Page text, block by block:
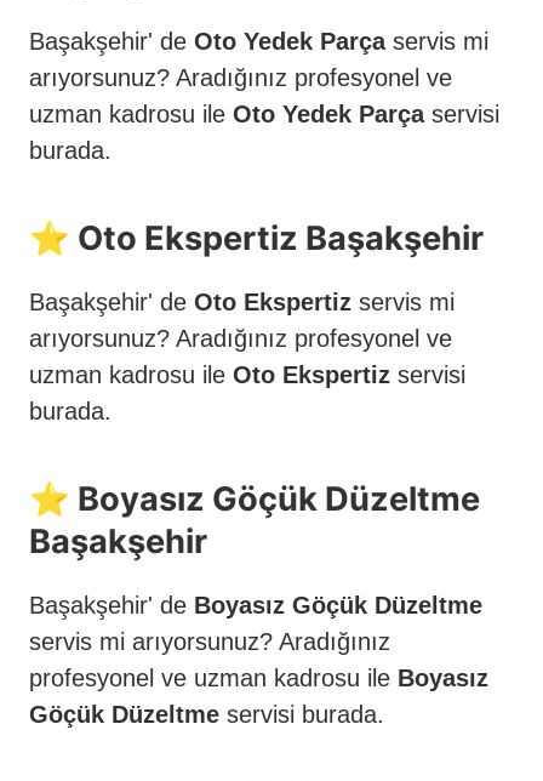
Başakşehir' de Oto Yedek Parça servis mi
arıyorsunuz? Aradığınız profesyonel ve
uzman kadrosu ile Oto Yedek Parçaservisi
burada.
⭐️ Oto Ekspertiz Başakşehir
Başakşehir' de Oto Ekspertiz servis mi
arıyorsunuz? Aradığınız profesyonel ve
uzman kadrosu ile Oto Ekspertiz servisi
burada.
⭐️ Boyasız Göçük Düzeltme
Başakşehir
Başakşehir' de Boyasız Göçük Düzeltme
servis mi arıyorsunuz? Aradığınız
profesyonel ve uzman kadrosu ile Boyasız
Göçük Düzeltme servisi burada.